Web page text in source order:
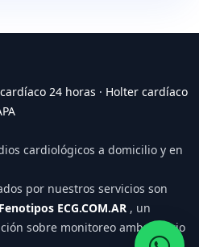
24 horas · Holter cardíaco
cardiológicos a domicilio y en
por nuestros servicios son
Fenotipos ECG.COM.AR , un
sobre monitoreo ambulatorio